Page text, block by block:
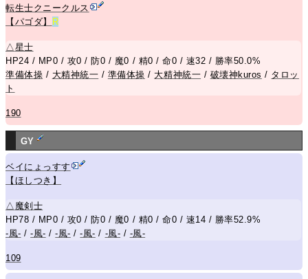
転生士クニークルス
【パゴダ】
R
△ 星士
HP24 / MP0 / 攻0 / 防0 / 魔0 / 精0 / 命0 / 速32 / 勝率50.0%
準備体操 / 大精神統一 / 準備体操 / 大精神統一 / 破壊神kuros / タロッ
ト
190
GY
ベイにょっすす
【ほしつき】
△ 魔剣士
HP78 / MP0 / 攻0 / 防0 / 魔0 / 精0 / 命0 / 速14 / 勝率52.9%
-風- /-風- /-風- /-風- / -風- / -風-
109